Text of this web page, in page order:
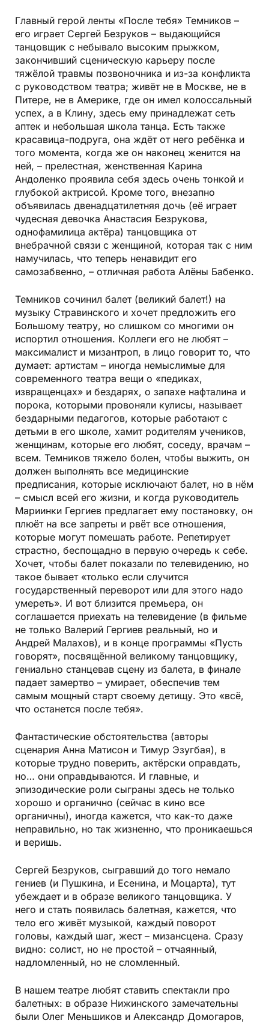
Главный герой ленты «После тебя» Темников –
его играет Сергей Безруков – выдающийся
танцовщик с небывало высоким прыжком,
закончивший сценическую карьеру после
тяжёлой травмы позвоночника и из-за конфликта
с руководством театра; живёт не в Москве, не в
Питере, не в Америке, где он имел колоссальный
успех, а в Клину, здесь ему принадлежат сеть
аптек и небольшая школа танца. Есть также
красавица-подруга, она ждёт от него ребёнка и
того момента, когда же он наконец женится на
ней, – прелестная, женственная Карина
Андоленко проявила себя здесь очень тонкой и
глубокой актрисой. Кроме того, внезапно
объявилась двенадцатилетняя дочь (её играет
чудесная девочка Анастасия Безрукова,
однофамилица актёра) танцовщика от
внебрачной связи с женщиной, которая так с ним
намучилась, что теперь ненавидит его
самозабвенно, – отличная работа Алёны Бабенко.
Темников сочинил балет (великий балет!) на
музыку Стравинского и хочет предложить его
Большому театру, но слишком со многими он
испортил отношения. Коллеги его не любят –
максималист и мизантроп, в лицо говорит то, что
думает: артистам – иногда немыслимые для
современного театра вещи о «педиках,
извращенцах» и бездарях, о запахе нафталина и
порока, которыми провоняли кулисы, называет
бездарными педагогов, которые работают с
детьми в его школе, хамит родителям учеников,
женщинам, которые его любят, соседу, врачам –
всем. Темников тяжело болен, чтобы выжить, он
должен выполнять все медицинские
предписания, которые исключают балет, но в нём
– смысл всей его жизни, и когда руководитель
Мариинки Гергиев предлагает ему постановку, он
плюёт на все запреты и рвёт все отношения,
которые могут помешать работе. Репетирует
страстно, беспощадно в первую очередь к себе.
Хочет, чтобы балет показали по телевидению, но
такое бывает «только если случится
государственный переворот или для этого надо
умереть». И вот близится премьера, он
соглашается приехать на телевидение (в фильме
не только Валерий Гергиев реальный, но и
Андрей Малахов), и в конце программы «Пусть
говорят», посвящённой великому танцовщику,
гениально станцевав сцену из балета, в финале
падает замертво – умирает, обеспечив тем
самым мощный старт своему детищу. Это «всё,
что останется после тебя».
Фантастические обстоятельства (авторы
сценария Анна Матисон и Тимур Эзугбая), в
которые трудно поверить, актёрски оправдать,
но… они оправдываются. И главные, и
эпизодические роли сыграны здесь не только
хорошо и органично (сейчас в кино все
органичны), иногда кажется, что как-то даже
неправильно, но так жизненно, что проникаешься
и веришь.
Сергей Безруков, сыгравший до того немало
гениев (и Пушкина, и Есенина, и Моцарта), тут
убеждает и в образе великого танцовщика. У
него и стать по­явилась балетная, кажется, что
тело его живёт музыкой, каждый поворот
головы, каждый шаг, жест – мизансцена. Сразу
видно: солист, но не простой – отчаянный,
надломленный, но не сломленный.
В нашем театре любят ставить спектакли про
балетных: в образе Нижинского замечательны
были Олег Меньшиков и Александр Домогаров,